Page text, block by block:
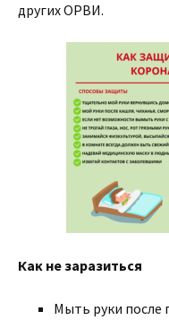
других ОРВИ.
Как не заразиться
Мыть руки